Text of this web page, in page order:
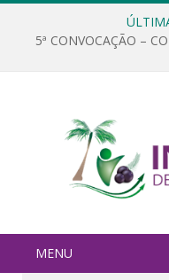
5ª CONVOCAÇÃO –
MENU